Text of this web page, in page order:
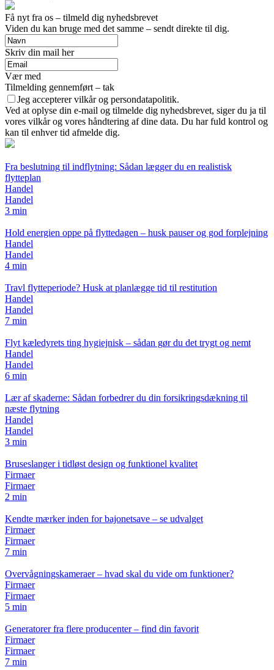
Få nyt fra os – tilmeld dig nyhedsbrevet
Viden du kan bruge med det samme – sendt direkte til dig.
Skriv din mail her
Vær med
Tilmelding gennemført – tak
Jeg accepterer vilkår og persondatapolitik.
Ved at oplyse din e-mail og tilmelde dig nyhedsbrevet, siger du ja til
vores vilkår og vores håndtering af dine data. Du har fuld kontrol og
kan til enhver tid afmelde dig.
Fra beslutning til indflytning: Sådan lægger du en realistisk
flytteplan
Handel
Handel
3 min
Hold energien oppe på flyttedagen – husk pauser og god forplejning
Handel
Handel
4 min
Travl flytteperiode? Husk at planlægge tid til restitution
Handel
Handel
7 min
Flyt kæledyrets ting hygiejnisk – sådan gør du det trygt og nemt
Handel
Handel
6 min
Lær af skaderne: Sådan forbedrer du din forsikringsdækning til
næste flytning
Handel
Handel
3 min
Bruseslanger i tidløst design og funktionel kvalitet
Firmaer
Firmaer
2 min
Kendte mærker inden for bajonetsave – se udvalget
Firmaer
Firmaer
7 min
Overvågningskameraer – hvad skal du vide om funktioner?
Firmaer
Firmaer
5 min
Generatorer fra flere producenter – find din favorit
Firmaer
Firmaer
7 min